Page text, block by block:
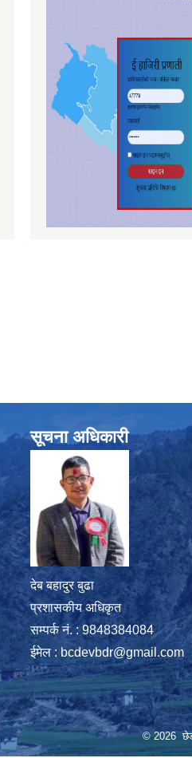
सूचना अधिकारी
देब बहादुर बुढा
प्रशासकीय अधिकृत
सम्पर्क नं. : 9848384084
ईमेल : bcdevbdr@gmail.com
© 2026